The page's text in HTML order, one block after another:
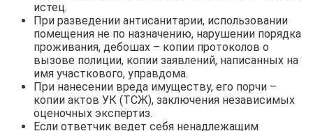
истец.
При разведении антисанитарии, использовании
помещения не по назначению, нарушении порядка
проживания, дебошах – копии протоколов о
вызове полиции, копии заявлений, написанных на
имя участкового, управдома.
При нанесении вреда имуществу, его порчи –
копии актов УК (ТСЖ), заключения независимых
оценочных экспертиз.
Если ответчик ведет себя ненадлежащим